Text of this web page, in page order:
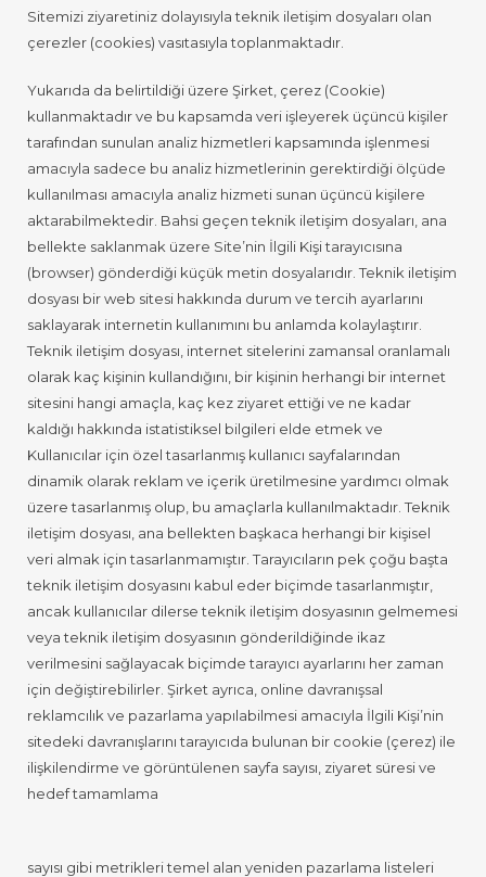
Sitemizi ziyaretiniz dolayısıyla teknik iletişim dosyaları olan
çerezler (cookies) vasıtasıyla toplanmaktadır.
Yukarıda da belirtildiği üzere Şirket, çerez (Cookie)
kullanmaktadır ve bu kapsamda veri işleyerek üçüncü kişiler
tarafından sunulan analiz hizmetleri kapsamında işlenmesi
amacıyla sadece bu analiz hizmetlerinin gerektirdiği ölçüde
kullanılması amacıyla analiz hizmeti sunan üçüncü kişilere
aktarabilmektedir. Bahsi geçen teknik iletişim dosyaları, ana
bellekte saklanmak üzere Site’nin İlgili Kişi tarayıcısına
(browser) gönderdiği küçük metin dosyalarıdır. Teknik iletişim
dosyası bir web sitesi hakkında durum ve tercih ayarlarını
saklayarak internetin kullanımını bu anlamda kolaylaştırır.
Teknik iletişim dosyası, internet sitelerini zamansal oranlamalı
olarak kaç kişinin kullandığını, bir kişinin herhangi bir internet
sitesini hangi amaçla, kaç kez ziyaret ettiği ve ne kadar
kaldığı hakkında istatistiksel bilgileri elde etmek ve
Kullanıcılar için özel tasarlanmış kullanıcı sayfalarından
dinamik olarak reklam ve içerik üretilmesine yardımcı olmak
üzere tasarlanmış olup, bu amaçlarla kullanılmaktadır. Teknik
iletişim dosyası, ana bellekten başkaca herhangi bir kişisel
veri almak için tasarlanmamıştır. Tarayıcıların pek çoğu başta
teknik iletişim dosyasını kabul eder biçimde tasarlanmıştır,
ancak kullanıcılar dilerse teknik iletişim dosyasının gelmemesi
veya teknik iletişim dosyasının gönderildiğinde ikaz
verilmesini sağlayacak biçimde tarayıcı ayarlarını her zaman
için değiştirebilirler. Şirket ayrıca, online davranışsal
reklamcılık ve pazarlama yapılabilmesi amacıyla İlgili Kişi’nin
sitedeki davranışlarını tarayıcıda bulunan bir cookie (çerez) ile
ilişkilendirme ve görüntülenen sayfa sayısı, ziyaret süresi ve
hedef tamamlama
sayısı gibi metrikleri temel alan yeniden pazarlama listeleri